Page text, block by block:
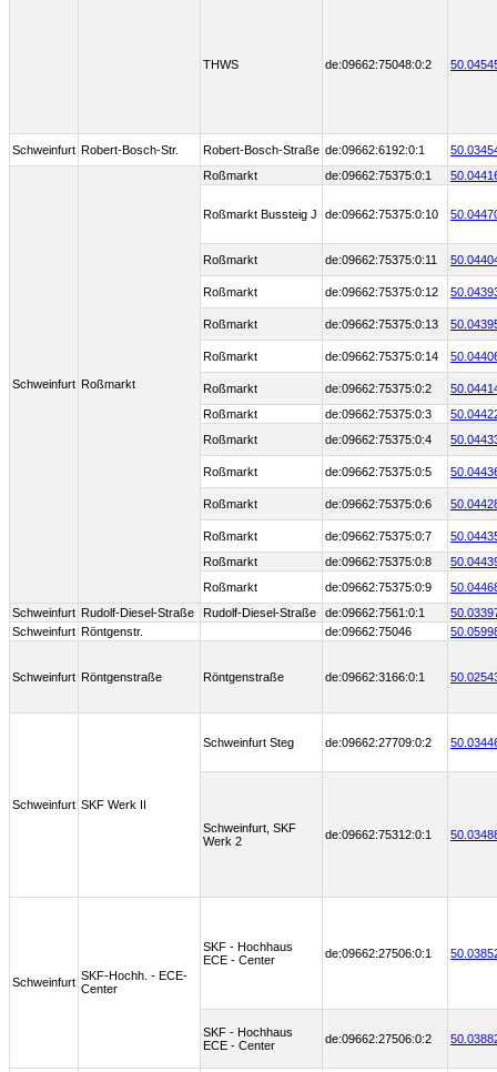
THWS de:09662:75048:0:2
Schweinfurt Robert-Bosch-Str. Robert-Bosch-Straße de:09662:6192:0:1
Schweinfurt Roßmarkt
Roßmarkt de:09662:75375:0:1
Roßmarkt Bussteig J de:09662:75375:0:10
Roßmarkt de:09662:75375:0:11
Roßmarkt de:09662:75375:0:12
Roßmarkt de:09662:75375:0:13
Roßmarkt de:09662:75375:0:14
Roßmarkt de:09662:75375:0:2
Roßmarkt
de:09662:75375:0:3
Roßmarkt
de:09662:75375:0:4
Roßmarkt de:09662:75375:0:5
Roßmarkt de:09662:75375:0:6
Roßmarkt de:09662:75375:0:7
Roßmarkt
de:09662:75375:0:8
Roßmarkt
de:09662:75375:0:9
Schweinfurt Rudolf-Diesel-Straße Rudolf-Diesel-Straße de:09662:7561:0:1
Schweinfurt Röntgenstr. de:09662:75046
Schweinfurt Röntgenstraße Röntgenstraße de:09662:3166:0:1
Schweinfurt SKF Werk II
Schweinfurt Steg de:09662:27709:0:2
Schweinfurt, SKF
Werk 2
de:09662:75312:0:1
Schweinfurt SKF-Hochh. - ECE-
Center
SKF - Hochhaus
ECE - Center
de:09662:27506:0:1
SKF - Hochhaus
ECE - Center
de:09662:27506:0:2